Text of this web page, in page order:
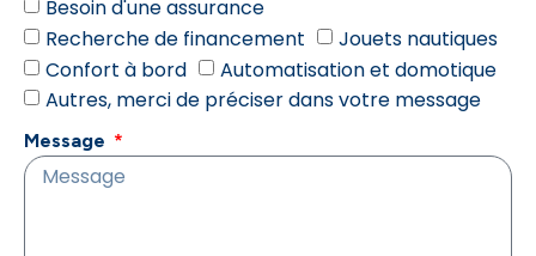
Besoin d'une assurance
Recherche de financement
Jouets nautiques
Confort à bord
Automatisation et domotique
Autres, merci de préciser dans votre message
Message